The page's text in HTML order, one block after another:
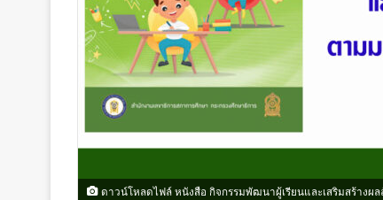
ดาวน์โหลดไฟล์ หนังสือ กิจกรรมพัฒนาผู้เรียนและเสริมสร้าง